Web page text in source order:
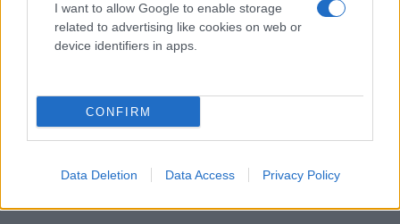
I want to allow Google to enable storage
related to advertising like cookies on web or
device identifiers in apps.
CONFIRM
Data Deletion Data Access Privacy Policy
καταψύκτη - Τι θα ισχυριστεί
07.08.2026